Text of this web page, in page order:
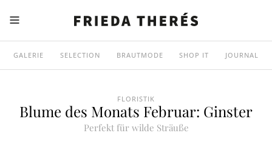
GALERIE SELECTION BRAUTMODE SHOP IT JOURNAL
FLORISTIK
Blume des Monats Februar: Ginster
Perfekt für wilde Sträuße